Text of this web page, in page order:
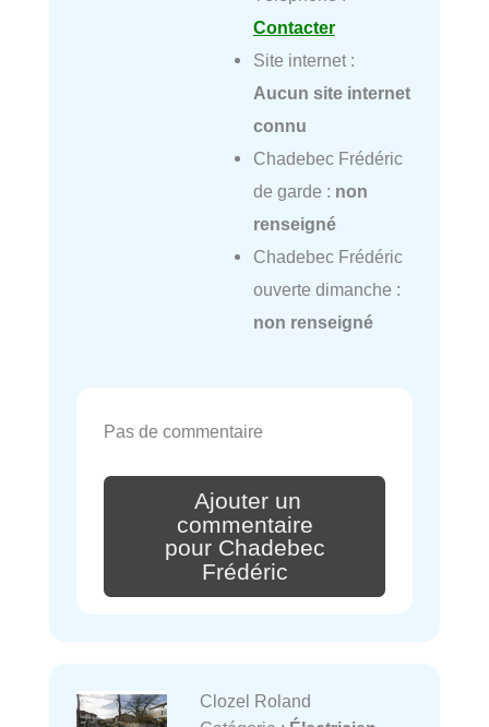
Contacter
Site internet :
Aucun site internet
connu
Chadebec Frédéric
de garde : non
renseigné
Chadebec Frédéric
ouverte dimanche :
non renseigné
Pas de commentaire
Ajouter un
commentaire
pour Chadebec
Frédéric
Clozel Roland